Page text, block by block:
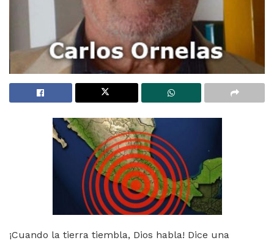
¡Cuando la tierra tiembla, Dios habla! Dice una